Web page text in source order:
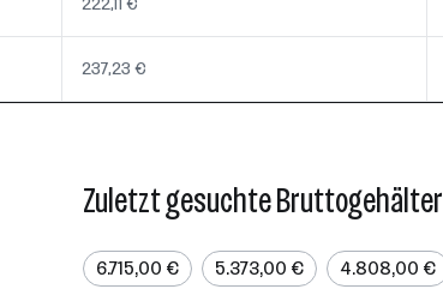
237,23 €
Zuletzt gesuchte Bruttogehälter
6.715,00 € 5.373,00 € 4.808,00 €